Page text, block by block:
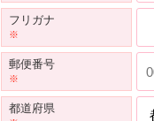
フリガナ
郵便番号
都道府県